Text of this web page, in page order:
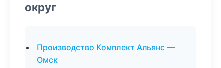
округ
Производство Комплект Альянс —
Омск